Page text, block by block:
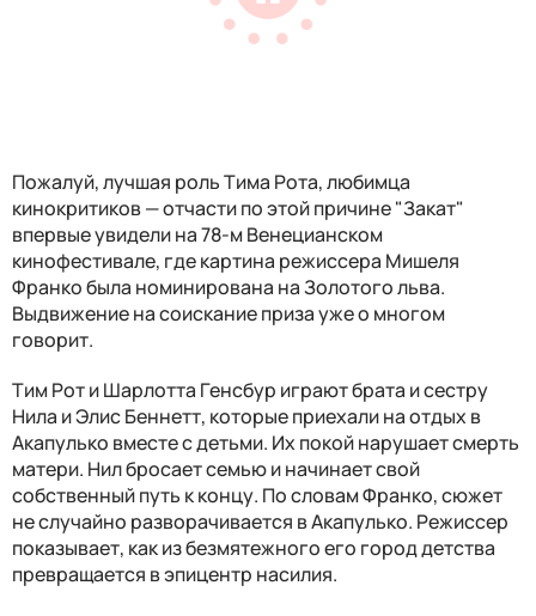
Пожалуй, лучшая роль Тима Рота, любимца
кинокритиков — отчасти по этой причине "Закат"
впервые увидели на 78-м Венецианском
кинофестивале, где картина режиссера Мишеля
Франко была номинирована на Золотого льва.
Выдвижение на соискание приза уже о многом
говорит.
Тим Рот и Шарлотта Генсбур играют брата и сестру
Нила и Элис Беннетт, которые приехали на отдых в
Акапулько вместе с детьми. Их покой нарушает смерть
матери. Нил бросает семью и начинает свой
собственный путь к концу. По словам Франко, сюжет
не случайно разворачивается в Акапулько. Режиссер
показывает, как из безмятежного его город детства
превращается в эпицентр насилия.